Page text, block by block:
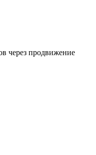
через продвижение